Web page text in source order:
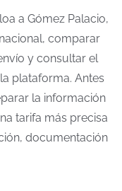
a Gómez Palacio,
comparar
y consultar el
plataforma. Antes
la información
tarifa más precisa
documentación